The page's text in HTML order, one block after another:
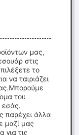
μας,
στις
το
να ταιριάζει
του
εσάς.
παρέχει άλλα
μαζί μας
για τις